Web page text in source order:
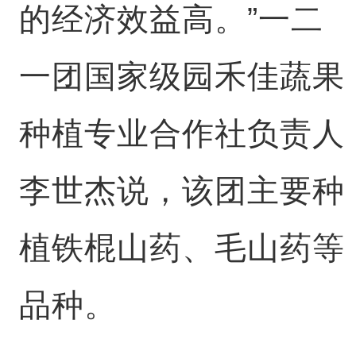
的经济效益高。”一二
一团国家级园禾佳蔬果
种植专业合作社负责人
李世杰说，该团主要种
植铁棍山药、毛山药等
品种。